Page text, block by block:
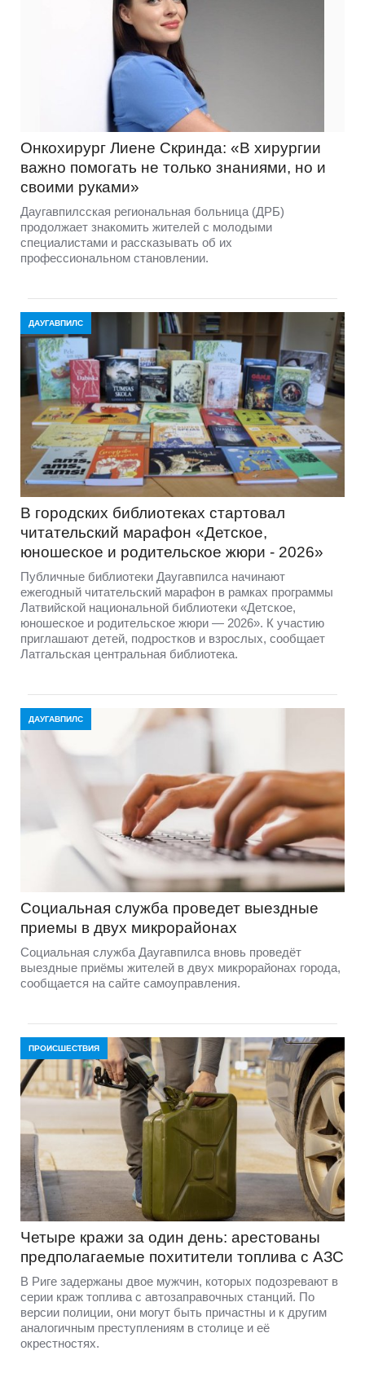
Онкохирург Лиене Скринда: «В хирургии
важно помогать не только знаниями, но и
своими руками»
Даугавпилсская региональная больница (ДРБ)
продолжает знакомить жителей с молодыми
специалистами и рассказывать об их
профессиональном становлении.
ДАУГАВПИЛС
В городских библиотеках стартовал
читательский марафон «Детское,
юношеское и родительское жюри - 2026»
Публичные библиотеки Даугавпилса начинают
ежегодный читательский марафон в рамках программы
Латвийской национальной библиотеки «Детское,
юношеское и родительское жюри — 2026». К участию
приглашают детей, подростков и взрослых, сообщает
Латгальская центральная библиотека.
ДАУГАВПИЛС
Социальная служба проведет выездные
приемы в двух микрорайонах
Социальная служба Даугавпилса вновь проведёт
выездные приёмы жителей в двух микрорайонах города,
сообщается на сайте самоуправления.
ПРОИСШЕСТВИЯ
Четыре кражи за один день: арестованы
предполагаемые похитители топлива с АЗС
В Риге задержаны двое мужчин, которых подозревают в
серии краж топлива с автозаправочных станций. По
версии полиции, они могут быть причастны и к другим
аналогичным преступлениям в столице и её
окрестностях.